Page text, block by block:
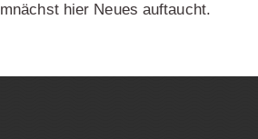
hier Neues auftaucht.